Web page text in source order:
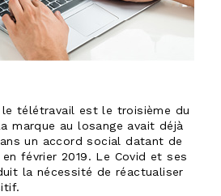
télétravail est le troisième du
marque au losange avait déjà
un accord social datant de
février 2019. Le Covid et ses
la nécessité de réactualiser